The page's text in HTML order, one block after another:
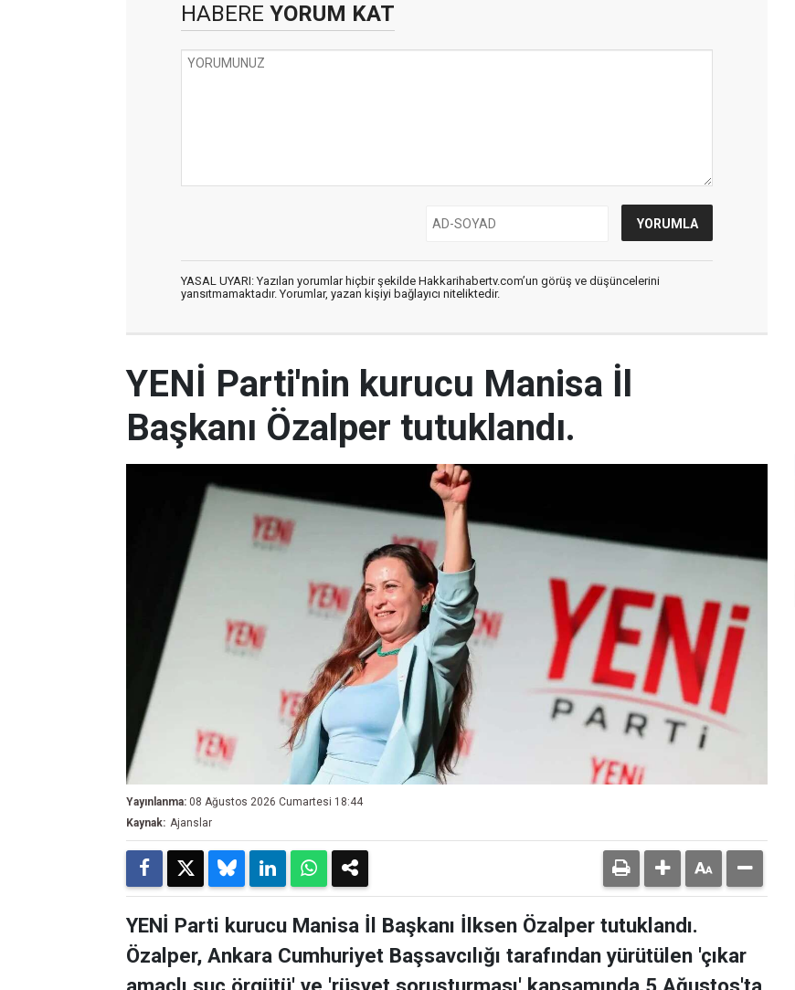
HABERE YORUM KAT
YASAL UYARI: Yazılan yorumlar hiçbir şekilde Hakkarihabertv.com’un görüş ve düşüncelerini
yansıtmamaktadır. Yorumlar, yazan kişiyi bağlayıcı niteliktedir.
YENİ Parti'nin kurucu Manisa İl
Başkanı Özalper tutuklandı.
Yayınlanma: 08 Ağustos 2026 Cumartesi 18:44
Kaynak: Ajanslar
YENİ Parti kurucu Manisa İl Başkanı İlksen Özalper tutuklandı.
Özalper, Ankara Cumhuriyet Başsavcılığı tarafından yürütülen 'çıkar